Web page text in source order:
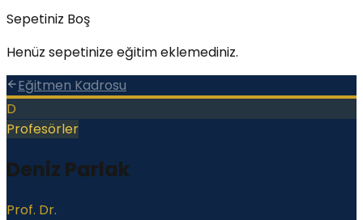
Sepetiniz Boş
Henüz sepetinize eğitim eklemediniz.
Eğitmen Kadrosu
D
Profesörler
Deniz Parlak
Prof. Dr.